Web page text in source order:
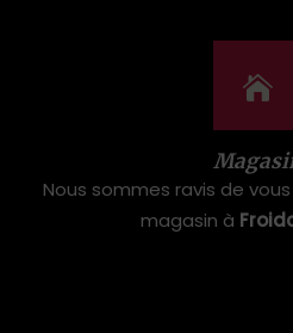
Nous sommes ravis de
magasin à